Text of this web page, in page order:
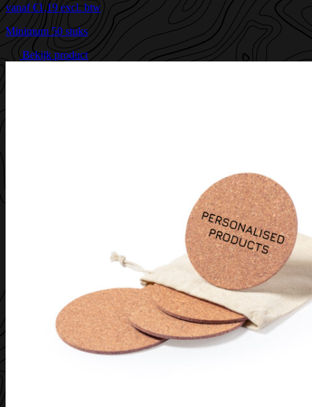
vanaf€1,19excl. btw
Minimum 50 stuks
Bekijk product